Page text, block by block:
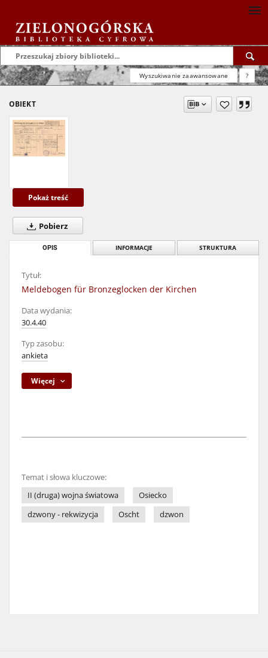
Wyszukiwanie zaawansowane ?
OBIEKT
Pokaż treść
Pobierz
OPIS INFORMACJE STRUKTURA
Tytuł:
Meldebogen für Bronzeglocken der Kirchen
Data wydania:
30.4.40
Typ zasobu:
ankieta
Więcej
Temat i słowa kluczowe:
II (druga) wojna światowa
Osiecko
dzwony - rekwizycja
Oscht dzwon